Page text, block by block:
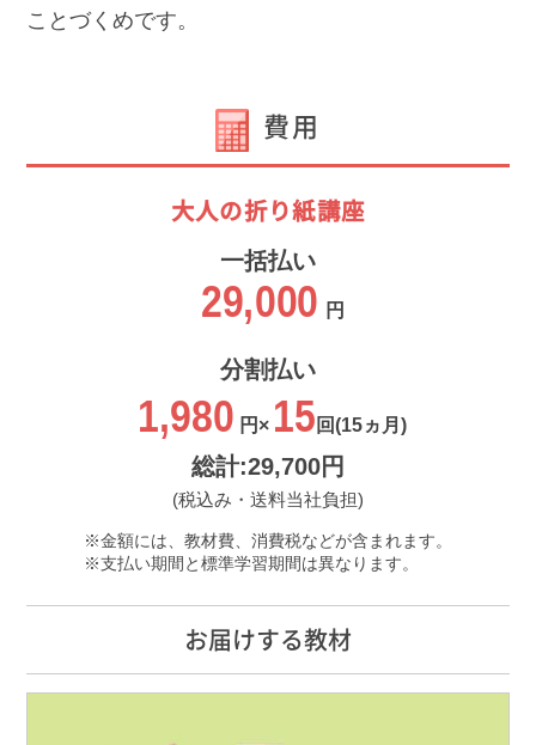
ことづくめです。
費用
大人の折り紙講座
一括払い
29,000 円
分割払い
1,980 円× 15 回(15ヵ月)
総計:29,700円
(税込み・送料当社負担)
金額には、教材費、消費税などが含まれます。
支払い期間と標準学習期間は異なります。
お届けする教材